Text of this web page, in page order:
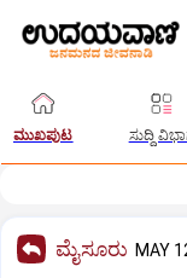
ಮುಖಪುಟ ಸುದ್ದಿ
ಮೈಸೂರು MAY